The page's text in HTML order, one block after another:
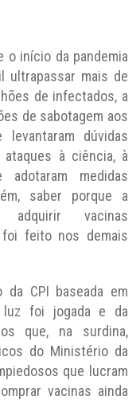
o início da pandemia
ultrapassar mais de
de infectados, a
de sabotagem aos
levantaram dúvidas
à ciência, à
medidas
saber porque a
adquirir vacinas
foi feito nos demais
CPI baseada em
luz foi jogada e da
que, na surdina,
do Ministério da
que lucram
vacinas ainda